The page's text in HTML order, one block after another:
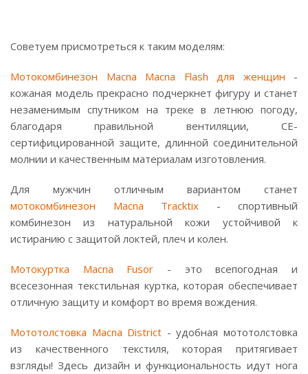
Советуем присмотреться к таким моделям:
Мотокомбинезон Macna Macna Flash для женщин -
кожаная модель прекрасно подчеркнет фигуру и станет
незаменимым спутником на треке в летнюю погоду,
благодаря правильной вентиляции, СЕ-
сертифицированной защите, длинной соединительной
молнии и качественным материалам изготовления.
Для мужчин отличным вариантом станет
мотокомбинезон Macna Tracktix - спортивный
комбинезон из натуральной кожи устойчивой к
истиранию с защитой локтей, плеч и колен.
Мотокуртка Macna Fusor - это всепогодная и
всесезонная текстильная куртка, которая обеспечивает
отличную защиту и комфорт во время вождения.
Мототолстовка Macna District - удобная мототолстовка
из качественного текстиля, которая притягивает
взгляды! Здесь дизайн и функциональность идут нога